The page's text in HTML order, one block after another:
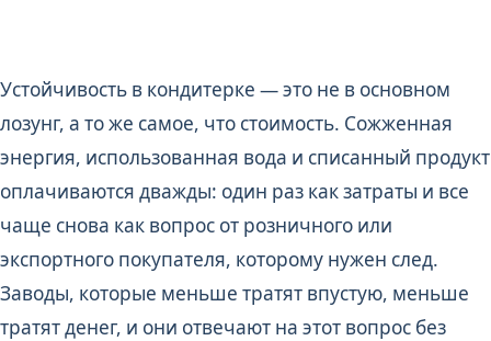
Устойчивость в кондитерке — это не в основном
лозунг, а то же самое, что стоимость. Сожженная
энергия, использованная вода и списанный продукт
оплачиваются дважды: один раз как затраты и все
чаще снова как вопрос от розничного или
экспортного покупателя, которому нужен след.
Заводы, которые меньше тратят впустую, меньше
тратят денег, и они отвечают на этот вопрос без